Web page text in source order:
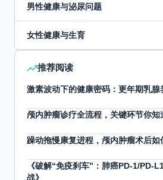
男性健康与泌尿问题
女性健康与生育
推荐阅读
激素波动下的健康密码：更年期乳腺
颅内肿瘤诊疗全流程，关键环节你知
躁动拖慢康复进程，颅内肿瘤术后如
《破解“免疫刹车”：肺癌PD-1/PD-
战》